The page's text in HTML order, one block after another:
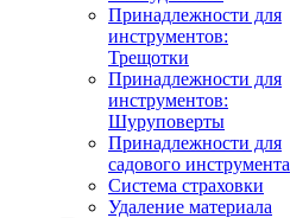
Принадлежности для
инструментов:
Трещотки
Принадлежности для
инструментов:
Шуруповерты
Принадлежности для
садового инструмента
Система страховки
Удаление материала